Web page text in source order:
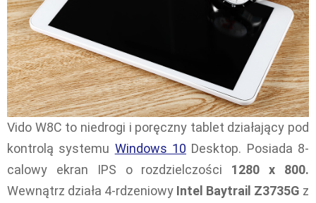
Vido W8C to niedrogi i poręczny tablet działający pod
kontrolą systemu Windows 10 Desktop. Posiada 8-
calowy ekran IPS o rozdzielczości 1280 x 800.
Wewnątrz działa 4-rdzeniowy Intel Baytrail Z3735G z